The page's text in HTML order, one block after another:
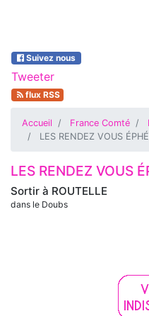
Suivez nous
Tweeter
flux RSS
Accueil France Comté
LES RENDEZ VOUS
Sortir à ROUTELLE
dans le Doubs
LES RENDEZ VOUS